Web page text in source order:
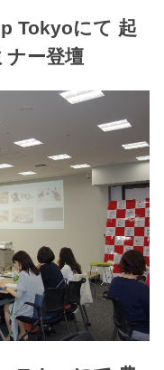
Tokyoにて 起
ナー登壇